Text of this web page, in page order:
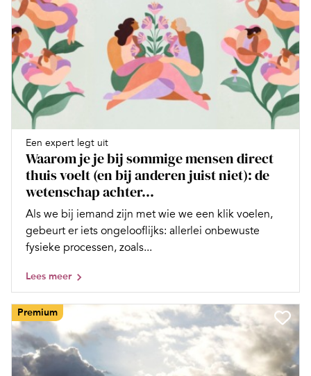
Een expert legt uit
Waarom je je bij sommige mensen direct
thuis voelt (en bij anderen juist niet): de
wetenschap achter...
Als we bij iemand zijn met wie we een klik voelen,
gebeurt er iets ongelooflijks: allerlei onbewuste
fysieke processen, zoals...
Lees meer
Premium